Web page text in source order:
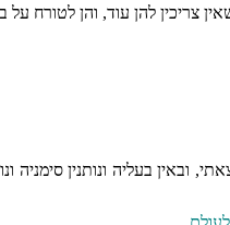
צריכין להן עוד, והן לטורח על
בעליה ונותנין סימניה